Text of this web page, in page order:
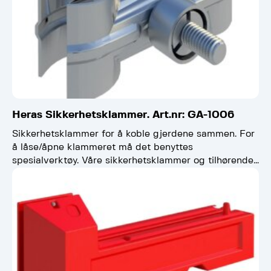
Heras Sikkerhetsklammer. Art.nr: GA-1006
Sikkerhetsklammer for å koble gjerdene sammen. For
å låse/åpne klammeret må det benyttes
spesialverktøy. Våre sikkerhetsklammer og tilhørende